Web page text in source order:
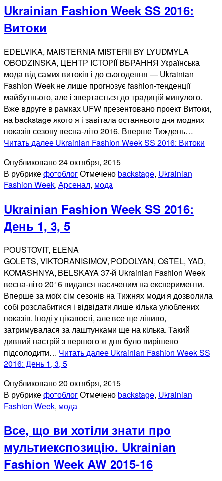
Ukrainian Fashion Week SS 2016:
Витоки
EDELVIKA, MAISTERNIA MISTERII BY LYUDMYLA
OBODZINSKA, ЦЕНТР ІСТОРІЇ ВБРАННЯ Українська
мода від самих витоків і до сьогодення — Ukrainian
Fashion Week не лише прогнозує fashion-тенденції
майбутнього, але і звертається до традицій минулого.
Вже вдруге в рамках UFW презентовано проект Витоки,
на backstage якого я і завітала останнього дня модних
показів сезону весна-літо 2016. Вперше Тиждень…
Читать далее Ukrainian Fashion Week SS 2016: Витоки
Опубликовано24 октября, 2015
В рубрикефотоблогОтмеченоbackstage, Ukrainian
Fashion Week, Арсенал, мода
Ukrainian Fashion Week SS 2016:
День 1, 3, 5
POUSTOVIT, ELENA
GOLETS, VIKTORANISIMOV, PODOLYAN, OSTEL, YAD,
KOMASHNYA, BELSKAYA 37-й Ukrainian Fashion Week
весна-літо 2016 видався насиченим на експерименти.
Вперше за моїх сім сезонів на Тижнях моди я дозволила
собі розслабитися і відвідати лише кілька улюблених
показів. Іноді у цікавості, але все ще ліниво,
затримувалася за лаштунками ще на кілька. Такий
дивний настрій з першого ж дня було вирішено
підсолодити… Читать далее Ukrainian Fashion Week SS
2016: День 1, 3, 5
Опубликовано20 октября, 2015
В рубрикефотоблогОтмеченоbackstage, Ukrainian
Fashion Week, мода
Все, що ви хотіли знати про
мультиекспозицію. Ukrainian
Fashion Week AW 2015-16